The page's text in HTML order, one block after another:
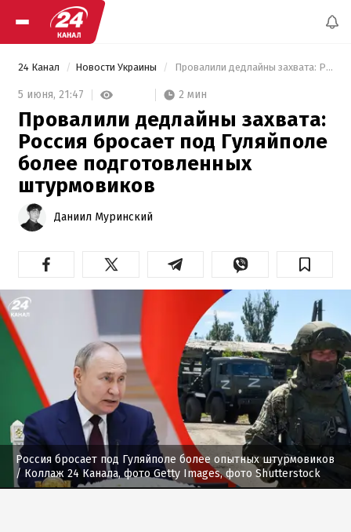
24 Канал Новости Украины Провалили дедлайны захвата: Россия бросает под Гуляйполе более подготовленных штурмовиков
5 июня, 21:47 2 мин
Провалили дедлайны захвата:
Россия бросает под Гуляйполе
более подготовленных
штурмовиков
Даниил Муринский
Россия бросает под Гуляйполе более опытных штурмовиков
/ Коллаж 24 Канала, фото Getty Images, фото Shutterstock